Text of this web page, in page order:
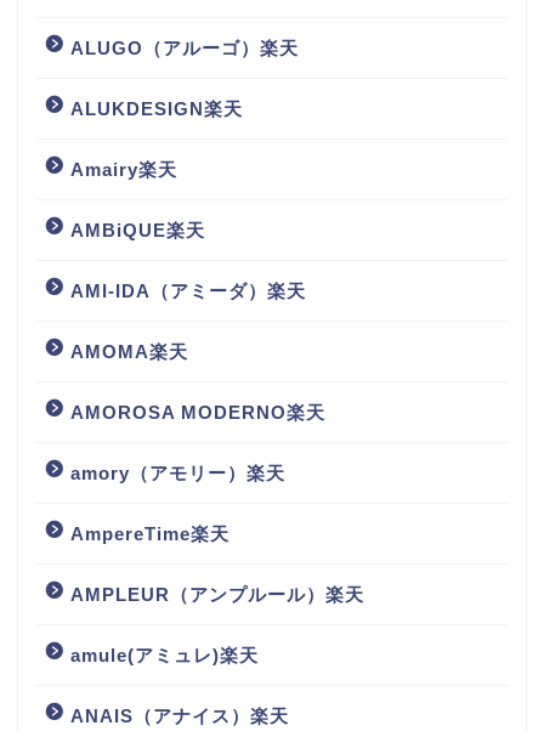
ALUGO（アルーゴ）楽天
ALUKDESIGN楽天
Amairy楽天
AMBiQUE楽天
AMI-IDA（アミーダ）楽天
AMOMA楽天
AMOROSA MODERNO楽天
amory（アモリー）楽天
AmpereTime楽天
AMPLEUR（アンプルール）楽天
amule(アミュレ)楽天
ANAIS（アナイス）楽天